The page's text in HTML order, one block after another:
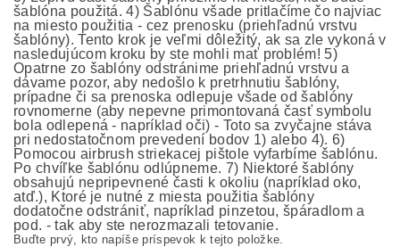
šablóna použitá. 4) Šablónu všade pritlačíme čo najviac
na miesto použitia - cez prenosku (priehľadnú vrstvu
šablóny). Tento krok je veľmi dôležitý, ak sa zle vykoná v
nasledujúcom kroku by ste mohli mať problém! 5)
Opatrne zo šablóny odstránime priehľadnú vrstvu a
dávame pozor, aby nedošlo k pretrhnutiu šablóny,
prípadne či sa prenoska odlepuje všade od šablóny
rovnomerne (aby nepevne primontovaná časť symbolu
bola odlepená - napríklad oči) - Toto sa zvyčajne stáva
pri nedostatočnom prevedení bodov 1) alebo 4). 6)
Pomocou airbrush striekacej pištole vyfarbíme šablónu.
Po chvíľke šablónu odlúpneme. 7) Niektoré šablóny
obsahujú nepripevnené časti k okoliu (napríklad oko,
atď.), Ktoré je nutné z miesta použitia šablóny
dodatočne odstrániť, napríklad pinzetou, špáradlom a
pod. - tak aby ste nerozmazali tetovanie.
Buďte prvý, kto napíše príspevok k tejto položke.